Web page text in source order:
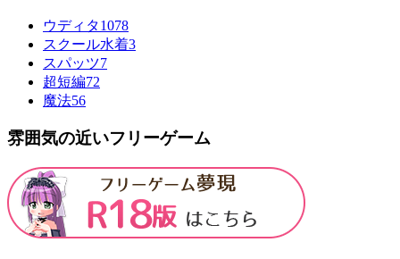
ウディタ1078
スクール水着3
スパッツ7
超短編72
魔法56
雰囲気の近いフリーゲーム